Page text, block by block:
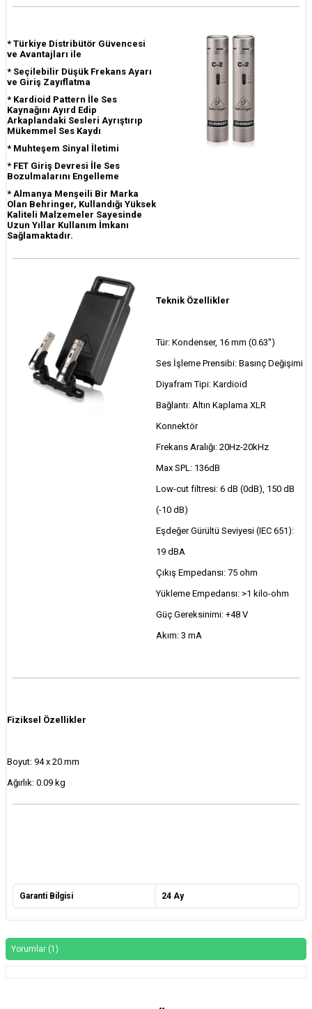
* Türkiye Distribütör Güvencesi
ve Avantajları ile
* Seçilebilir Düşük Frekans Ayarı
ve Giriş Zayıflatma
* Kardioid Pattern İle Ses
Kaynağını Ayırd Edip
Arkaplandaki Sesleri Ayrıştırıp
Mükemmel Ses Kaydı
* Muhteşem Sinyal İletimi
* FET Giriş Devresi İle Ses
Bozulmalarını Engelleme
* Almanya Menşeili Bir Marka
Olan Behringer, Kullandığı Yüksek
Kaliteli Malzemeler Sayesinde
Uzun Yıllar Kullanım İmkanı
Sağlamaktadır.
Teknik Özellikler
Tür: Kondenser, 16 mm (0.63'')
Ses İşleme Prensibi: Basınç Değişimi
Diyafram Tipi: Kardioid
Bağlantı: Altın Kaplama XLR
Konnektör
Frekans Aralığı: 20Hz-20kHz
Max SPL: 136dB
Low-cut filtresi: 6 dB (0dB), 150 dB
(-10 dB)
Eşdeğer Gürültü Seviyesi (IEC 651):
19 dBA
Çıkış Empedansı: 75 ohm
Yükleme Empedansı: >1 kilo-ohm
Güç Gereksinimi: +48 V
Akım: 3 mA
Fiziksel Özellikler
Boyut: 94 x 20 mm
Ağırlık: 0.09 kg
Garanti Bilgisi 24 Ay
Yorumlar (1)